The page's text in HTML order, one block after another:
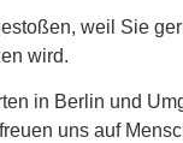
weil Sie
wird.
in Berlin und
uns auf